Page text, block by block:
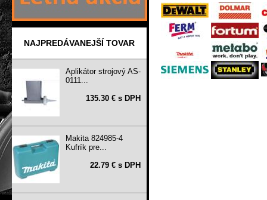
NAJPREDÁVANEJŠÍ TOVAR
Aplikátor strojový AS-
0111...
135.30 € s DPH
Makita 824985-4
Kufrík pre...
22.79 € s DPH